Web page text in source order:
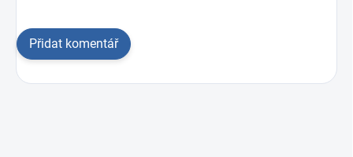
Přidat komentář